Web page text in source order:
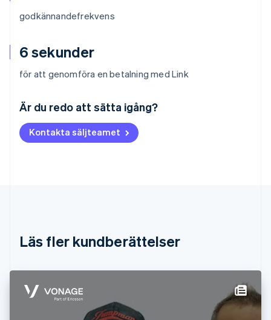
godkännandefrekvens
6 sekunder
för att genomföra en betalning med Link
Är du redo att sätta igång?
Kontakta säljteamet
Läs fler kundberättelser
Belgien
NederlandsFrançaisDeutsch
Brasilien
PortuguêsEnglish
English
EnglishSvenska
Frankrike
English